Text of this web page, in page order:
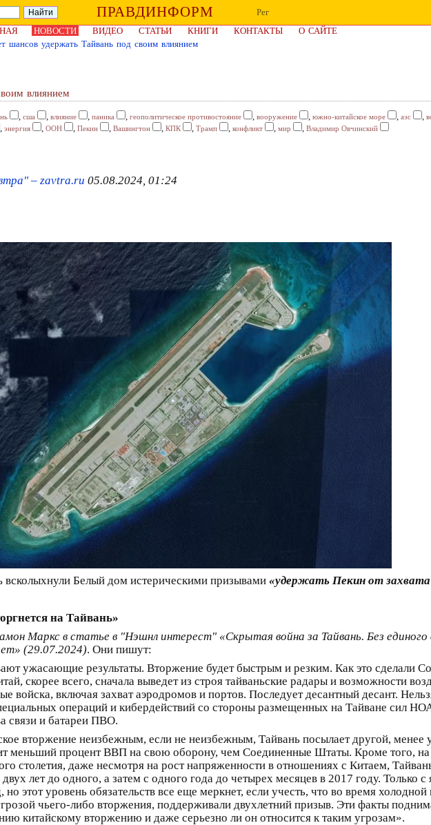
ПРАВДИНФОРМ
Рег
НОВОСТИ ВИДЕО СТАТЬИ КНИГИ КОНТАКТЫ
О САЙТЕ
шансов удержать Тайвань под своим влиянием
влиянием
, сша , влияние , паника , геополитическое противостояние , вооружение , южно-китайское море , аэс ,
, энергия , ООН , Пекин , Вашингтон , КПК , Трамп , конфликт , мир , Владимир Овчинский
– zavtra.ru 05.08.2024, 01:24
всколыхнули Белый дом истерическими призывами «удержать Пекин от захвата
на Тайвань»
Маркс в статье в "Нэшнл интерест" «Скрытая война за Тайвань. Без
(29.07.2024). Они пишут:
ужасающие результаты. Вторжение будет быстрым и резким. Как это сделали
скорее всего, сначала выведет из строя тайваньские радары и возможности
войска, включая захват аэродромов и портов. Последует десантный десант.
операций и кибердействий со стороны размещенных на Тайване сил
связи и батареи ПВО.
вторжение неизбежным, если не неизбежным, Тайвань посылает другой, менее
меньший процент ВВП на свою оборону, чем Соединенные Штаты. Кроме того, на
столетия, даже несмотря на рост напряженности в отношениях с Китаем,
лет до одного, а затем с одного года до четырех месяцев в 2017 году. Только с
этот уровень обязательств все еще меркнет, если учесть, что во время
чьего-либо вторжения, поддерживали двухлетний призыв. Эти факты
китайскому вторжению и даже серьезно ли он относится к таким угрозам».